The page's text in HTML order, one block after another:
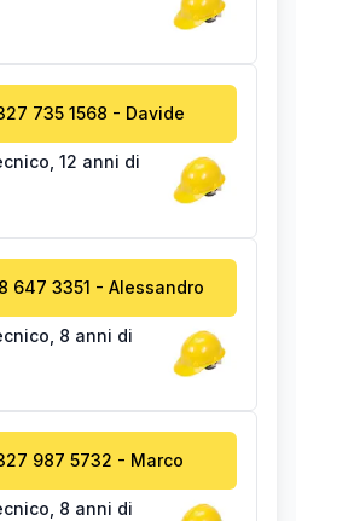
735 1568 - Davide
12 anni di
647 3351 - Alessandro
8 anni di
987 5732 - Marco
8 anni di